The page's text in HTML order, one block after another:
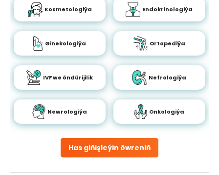
Has giňişleýin öwreniň
Kosmetologiýa Endokrinologiýa
Ginekologiýa Ortopediýa
IVF we öndürijilik Nefrologiýa
Newrologiýa Onkologiýa